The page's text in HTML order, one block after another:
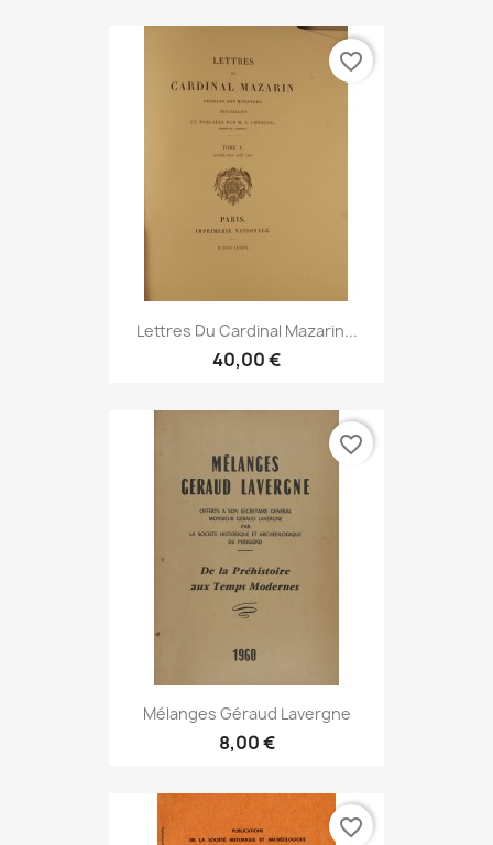
Lettres Du Cardinal Mazarin...
40,00 €
favorite_border
Mélanges Géraud Lavergne
8,00 €
favorite_border
favorite_border